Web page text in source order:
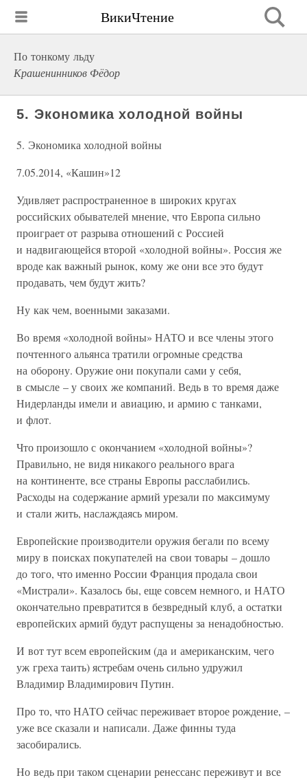
ВикиЧтение
По тонкому льду
Крашенинников Фёдор
5. Экономика холодной войны
5. Экономика холодной войны
7.05.2014, «Кашин»12
Удивляет распространенное в широких кругах
российских обывателей мнение, что Европа сильно
проиграет от разрыва отношений с Россией
и надвигающейся второй «холодной войны». Россия же
вроде как важный рынок, кому же они все это будут
продавать, чем будут жить?
Ну как чем, военными заказами.
Во время «холодной войны» НАТО и все члены этого
почтенного альянса тратили огромные средства
на оборону. Оружие они покупали сами у себя,
в смысле – у своих же компаний. Ведь в то время даже
Нидерланды имели и авиацию, и армию с танками,
и флот.
Что произошло с окончанием «холодной войны»?
Правильно, не видя никакого реального врага
на континенте, все страны Европы расслабились.
Расходы на содержание армий урезали по максимуму
и стали жить, наслаждаясь миром.
Европейские производители оружия бегали по всему
миру в поисках покупателей на свои товары – дошло
до того, что именно России Франция продала свои
«Мистрали». Казалось бы, еще совсем немного, и НАТО
окончательно превратится в безвредный клуб, а остатки
европейских армий будут распущены за ненадобностью.
И вот тут всем европейским (да и американским, чего
уж греха таить) ястребам очень сильно удружил
Владимир Владимирович Путин.
Про то, что НАТО сейчас переживает второе рождение, –
уже все сказали и написали. Даже финны туда
засобирались.
Но ведь при таком сценарии ренессанс переживут и все